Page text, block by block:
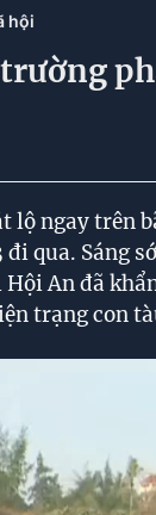
hội
lộ ngay trên
đi qua. Sáng
An đã
trạng con